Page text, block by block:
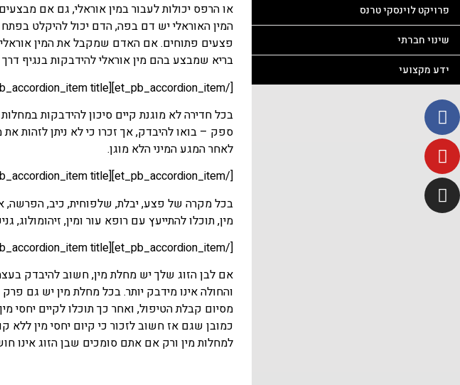
פרויקט לוינסקי טרנס
שינוי חברתי
ידע מקצועי
או הרפס יכולות לעבור במין אוראלי, גם אם
המין האוראלי יש דם בפה, הדם יכול להיקלט
פצעים פתוחים. אם האדם שמקבל את המין אוראלי
בריא שמבצע בהם מין אוראלי להידבקות בנגיף
[/et_pb_accordion_item][et_pb_accordion_item title="האם יש סיכון להדבק ב- HIV או במחלת מין אחרת מחדירה של כמה שניות בלבד ללא קונדום?"]
לאחר המגע המיני הלא מוגן.
[/et_pb_accordion_item][et_pb_accordion_item title="יש לי פצע קטן ליד איבר המין שמדמם מדי פעם, האם זו מחלת מין?"]
בכל מקרה של פצע, יבלת, שלפוחית, כיב, הפרשה,
מין, תוכלו להתייעץ עם רופא עור ומין, זיהומולוג,
[/et_pb_accordion_item][et_pb_accordion_item title="לבן הזוג שלי יש זיבה באיברי המין והוא קיבל טיפול. האם אפשר לקיים יחסי מין בלי קונדום?"]
אם לבן הזוג שלך יש מחלת מין, חשוב להיבדק
והחולה אינו מידבק יותר. בכל מחלת מין יש גם
מסיום קבלת הטיפול, ואחר כך תוכלו לקיים יחסי
כמובן שגם אז חשוב לזכור כי קיום יחסי מין ללא
למחלות מין ורק אם אתם סומכים שבן הזוג אינו